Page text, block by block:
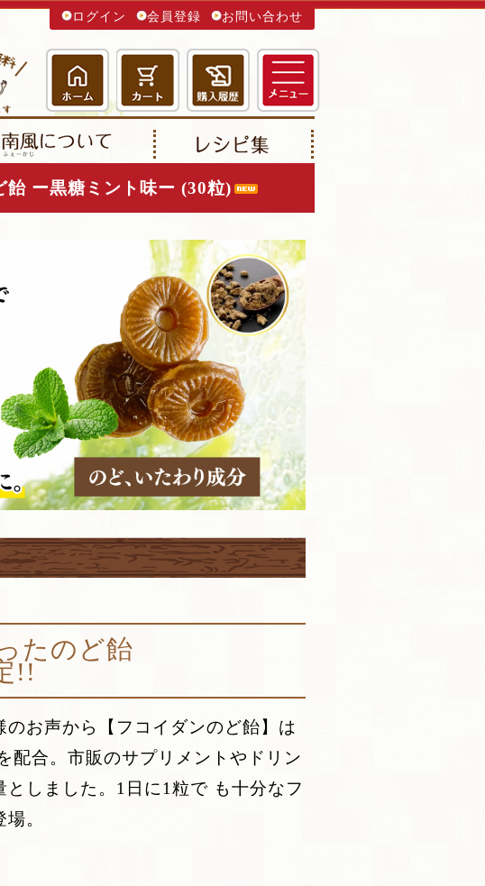
ログイン 会員登録 お問い合わせ
飴 ー黒糖ミント味ー (30粒)
たのど飴
!!
のお声から【フコイダンのど飴】は
配合。市販のサプリメントやドリン
しました。1日に1粒で も十分なフ
。